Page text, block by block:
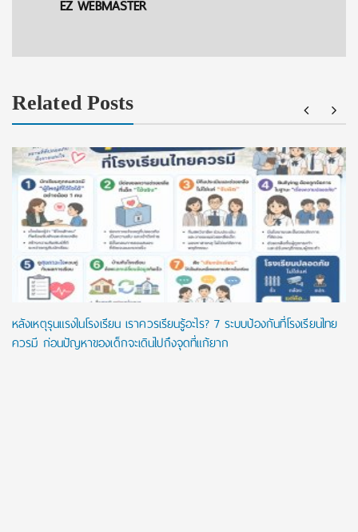
EZ WEBMASTER
Related Posts
หลังเหตุรุนแรงในโรงเรียน เราควรเรียนรู้อะไร? 7 ระบบป้องกันที่โรงเรียนไทย
ควรมี ก่อนปัญหาของเด็กจะเดินไปถึงจุดที่แก้ยาก